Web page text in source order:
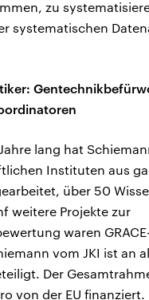
zu
systematischen
lang hat
Instituten aus
über 50
weitere Projekte zur
waren
vom JKI ist an
Der
von der EU